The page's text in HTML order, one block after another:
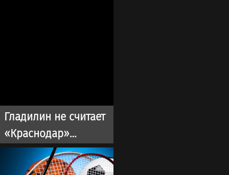
Гладилин не считает
«Краснодар»
фаворитом матча со
«Спартаком» в РПЛ